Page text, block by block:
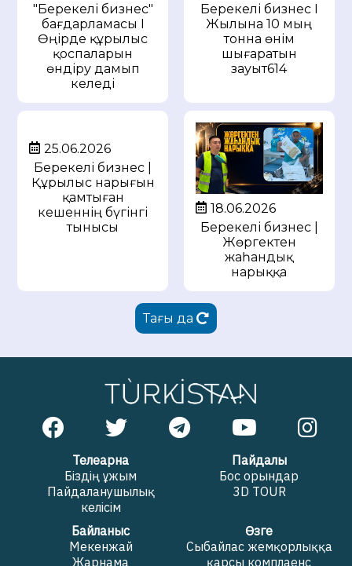
"Берекелі бизнес"
бағдарламасы I
Өңірде құрылыс
қоспаларын
өндіру дамып
келеді
Берекелі бизнес I
Жылына 10 мың
тонна өнім
шығаратын
зауыт614
25.06.2026
Берекелі бизнес |
Құрылыс нарығын
қамтыған
кешеннің бүгінгі
тынысы
18.06.2026
Берекелі бизнес |
Жөргектен
жаһандық
нарыққа
Тағы да
Телеарна
Біздің ұжым
Пайдаланушылық
келісім
Пайдалы
Бос орындар
3D TOUR
Байланыс
Мекенжай
Жарнама
Өзге
Сыбайлас жемқорлыққа
қарсы комплаенс